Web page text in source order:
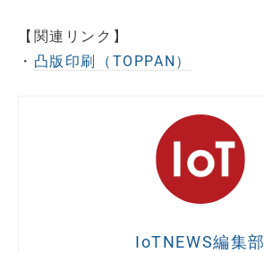
【関連リンク】
・ 凸版印刷（TOPPAN）
IoTNEWS編集部